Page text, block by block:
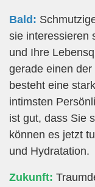
Bald:
sie interessieren
und Ihre
gerade einen
besteht eine
intimsten
ist gut, dass Sie
können es jetzt
und Hydratation.
Zukunft: